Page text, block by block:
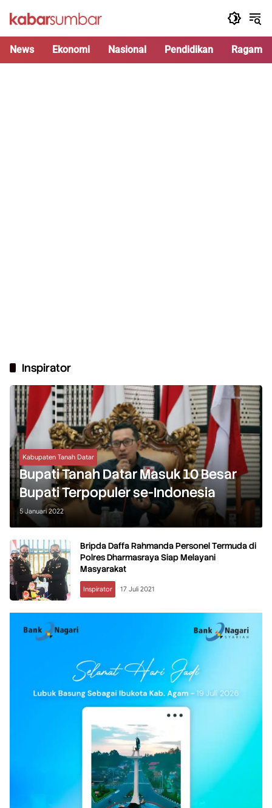
News Ekonomi Nasional Pendidikan Ragam
Inspirator
Kabupaten Tanah Datar
Bupati Tanah Datar Masuk 10 Besar
Bupati Terpopuler se-Indonesia
5 Januari 2022
Bripda Daffa Rahmanda Personel Termuda di
Polres Dharmasraya Siap Melayani
Masyarakat
Inspirator 17 Juli 2021